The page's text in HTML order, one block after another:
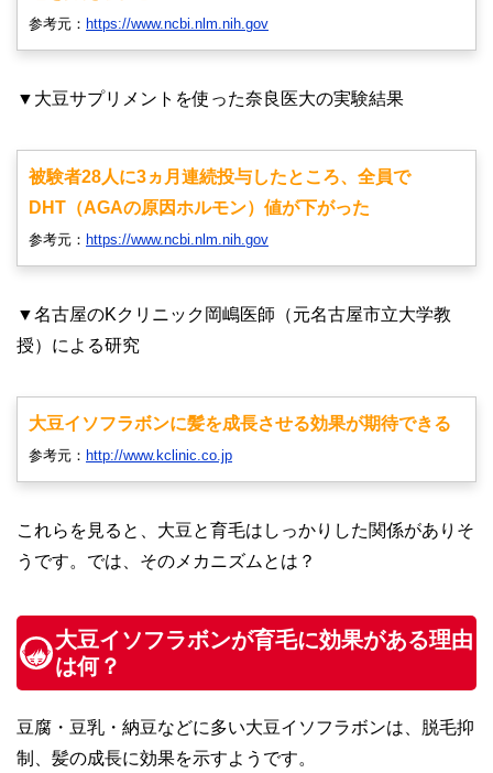
参考元： https://www.ncbi.nlm.nih.gov
▼大豆サプリメントを使った奈良医大の実験結果
被験者28人に3ヵ月連続投与したところ、全員で
DHT（AGAの原因ホルモン）値が下がった
参考元： https://www.ncbi.nlm.nih.gov
▼名古屋のKクリニック岡嶋医師（元名古屋市立大学教
授）による研究
大豆イソフラボンに髪を成長させる効果が期待できる
参考元： http://www.kclinic.co.jp
これらを見ると、大豆と育毛はしっかりした関係がありそ
うです。では、そのメカニズムとは？
大豆イソフラボンが育毛に効果がある理由
は何？
豆腐・豆乳・納豆などに多い大豆イソフラボンは、脱毛抑
制、髪の成長に効果を示すようです。